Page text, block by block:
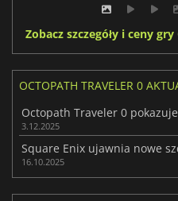
Zobacz szczegóły i ceny gry
OCTOPATH TRAVELER 0
3.12.2025
16.10.2025